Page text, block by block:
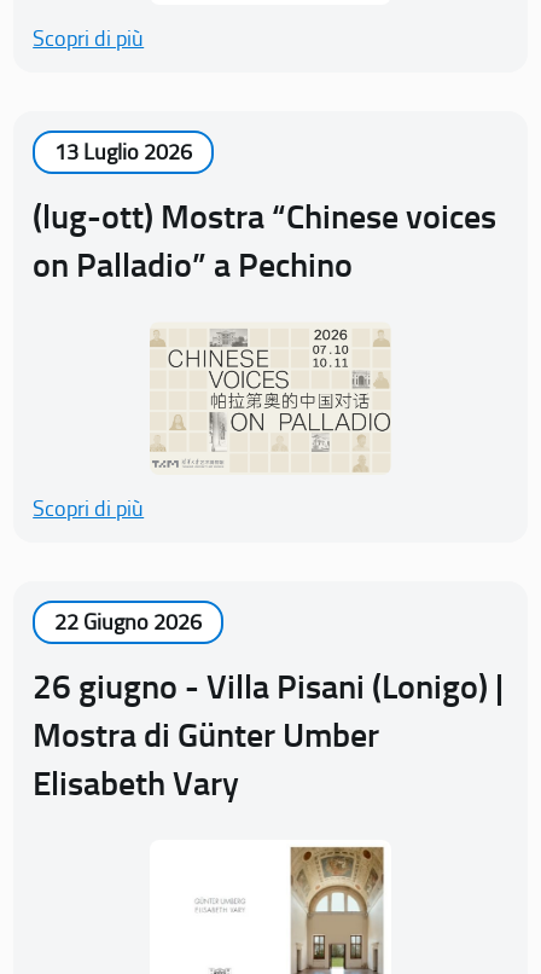
Scopri di più
13 Luglio 2026
(lug-ott) Mostra “Chinese voices
on Palladio” a Pechino
Scopri di più
22 Giugno 2026
26 giugno - Villa Pisani (Lonigo) |
Mostra di Günter Umber
Elisabeth Vary